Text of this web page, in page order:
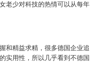
老少对科技的热情可以从每年
和精益求精，很多德国企业追
实用性，所以几乎看到不德国